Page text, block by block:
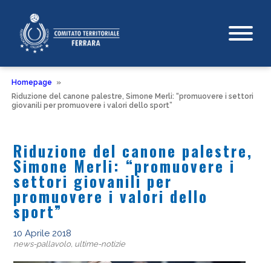
Homepage
»
Riduzione del canone palestre, Simone Merli: “promuovere i settori
giovanili per promuovere i valori dello sport”
Riduzione del canone palestre,
Simone Merli: “promuovere i
settori giovanili per
promuovere i valori dello
sport”
10 Aprile 2018
news-pallavolo, ultime-notizie